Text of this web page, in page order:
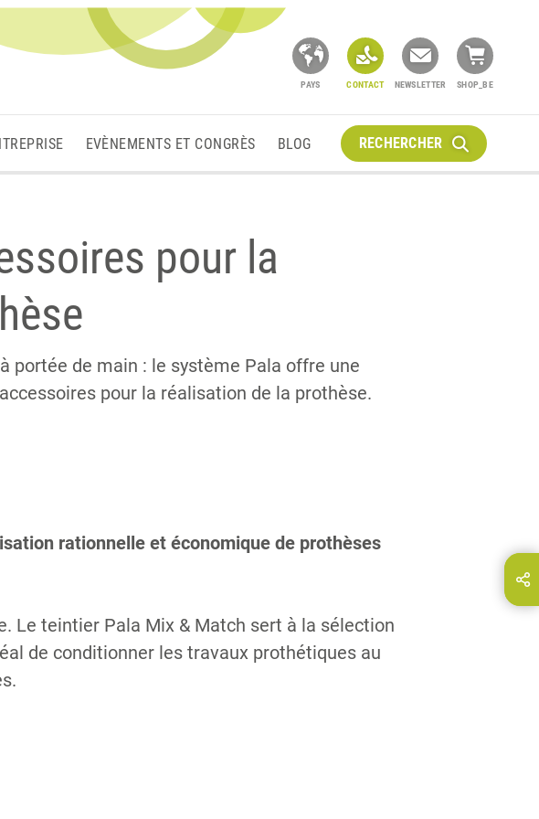
PAYS CONTACT NEWSLETTER SHOP_BE
EVÈNEMENTS ET CONGRÈS BLOG RECHERCHER
pour la
portée de main : le système Pala offre une
pour la réalisation de la prothèse.
rationnelle et économique de prothèses
Le teintier Pala Mix & Match sert à la sélection
de conditionner les travaux prothétiques au